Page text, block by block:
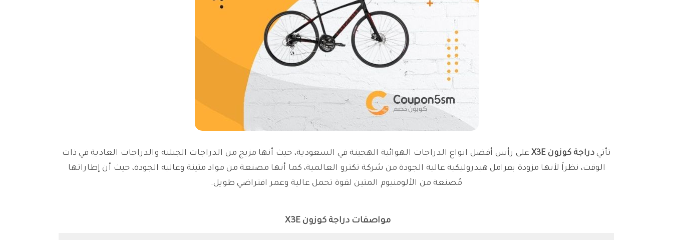
تأتي دراجة كوزون X3E
على رأس أفضل انواع الدراجات الهوائية الهجينة في السعودية، حيث أنها مزيج من الدراجات الجبلية والدراجات العادية في ذات
الوقت، نظراً لأنها مزودة بفرامل هيدروليكية عالية الجودة من شركة تكترو العالمية، كما أنها مصنعة من مواد متينة وعالية الجودة، حيث أن إطاراتها
مُصنعة من الألومنيوم المتين لقوة تحمل عالية وعمر افتراضي طويل.
مواصفات دراجة كوزون X3E